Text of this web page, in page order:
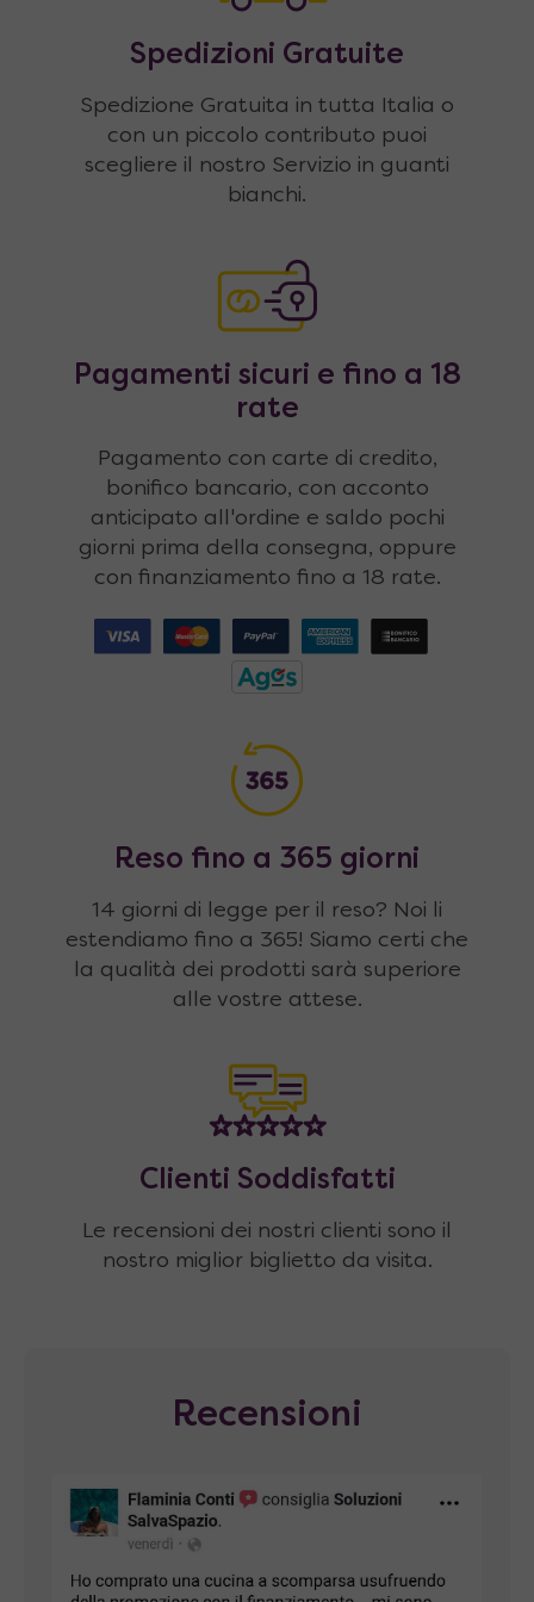
Spedizioni Gratuite
Spedizione Gratuita in tutta Italia o
con un piccolo contributo puoi
scegliere il nostro Servizio in guanti
bianchi.
Pagamenti sicuri e fino a 18
rate
Pagamento con carte di credito,
bonifico bancario, con acconto
anticipato all'ordine e saldo pochi
giorni prima della consegna, oppure
con finanziamento fino a 18 rate.
Reso fino a 365 giorni
14 giorni di legge per il reso? Noi li
estendiamo fino a 365! Siamo certi che
la qualità dei prodotti sarà superiore
alle vostre attese.
Clienti Soddisfatti
Le recensioni dei nostri clienti sono il
nostro miglior biglietto da visita.
Recensioni